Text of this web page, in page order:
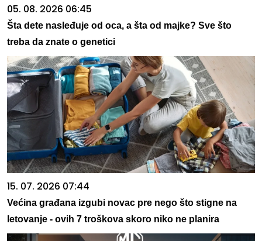
05. 08. 2026 06:45
Šta dete nasleđuje od oca, a šta od majke? Sve što
treba da znate o genetici
15. 07. 2026 07:44
Većina građana izgubi novac pre nego što stigne na
letovanje - ovih 7 troškova skoro niko ne planira